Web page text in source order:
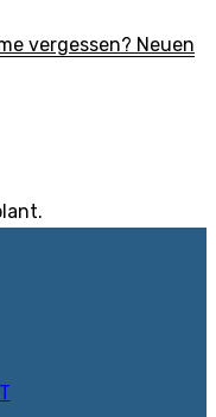
vergessen? Neuen